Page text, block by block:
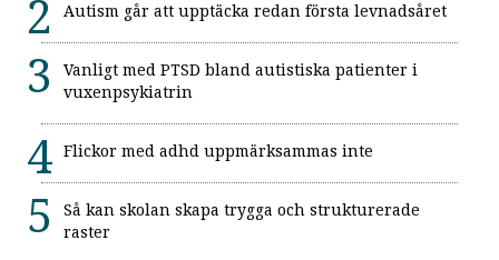
Autism går att upptäcka redan första levnadsåret
Vanligt med PTSD bland autistiska patienter i
vuxenpsykiatrin
Flickor med adhd uppmärksammas inte
Så kan skolan skapa trygga och strukturerade
raster